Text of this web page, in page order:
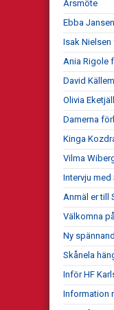
Årsmöte
Ebba
Isak
Ania Rigole
David
Olivia
Damerna
Kinga
Vilma
Intervju
Anmäl er till
Välkomna
Ny
Skånela
Inför HF
Information